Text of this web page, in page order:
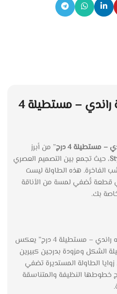
طاولة قهوة خشبية راندي – مستطيلة 4
مستطيلة 4 درج
” من أبرز
، حيث تجمع بين التصميم العصري
الفاخرة. هذه الطاولة ليست
قطعة تُضفي لمسة من الأناقة
بك.
إن تصميم “طاولة قهوه خشبيه راندي – مستطيلة 4 درج” يعكس
الشكل ومزودة بدرجين كبيرين
الطاولة المستديرة تضفي
خطوطها النظيفة والمتناسقة